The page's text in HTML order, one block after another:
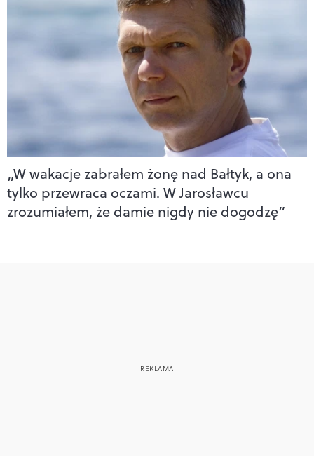
„W wakacje zabrałem żonę nad Bałtyk, a ona
tylko przewraca oczami. W Jarosławcu
zrozumiałem, że damie nigdy nie dogodzę”